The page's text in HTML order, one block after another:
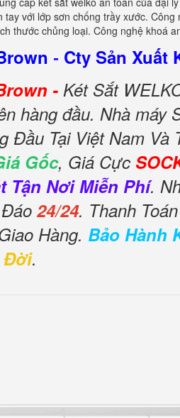
với lớp sơn chống trầy xước.
thước chủng loại. Công nghệ khoá
- Cty Sản Xuất
- Két Sắt
hàng đầu. Nhà máy
Đầu Tại Việt Nam Và
Gốc, Giá Cực
Tận Nơi Miễn Phí.
24/24. Thanh
Hàng. Bảo Hành
Đời.